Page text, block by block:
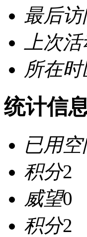
最后访
上次
所在时
统计信
已用空
积分2
威望0
积分2